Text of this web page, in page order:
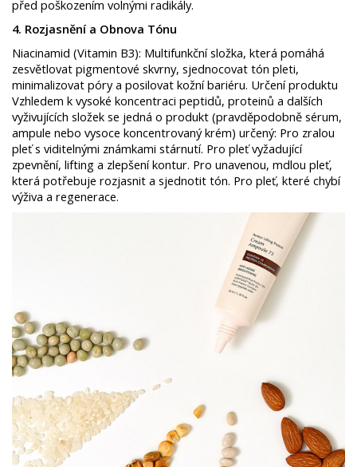
před poškozením volnými radikály. ​
4. Rozjasnění a Obnova Tónu ​
Niacinamid (Vitamin B3): Multifunkční složka, která pomáhá
zesvětlovat pigmentové skvrny, sjednocovat tón pleti,
minimalizovat póry a posilovat kožní bariéru. ​Určení produktu ​
Vzhledem k vysoké koncentraci peptidů, proteinů a dalších
vyživujících složek se jedná o produkt (pravděpodobně sérum,
ampule nebo vysoce koncentrovaný krém) určený: ​Pro zralou
pleť s viditelnými známkami stárnutí. ​Pro pleť vyžadující
zpevnění, lifting a zlepšení kontur. ​Pro unavenou, mdlou pleť,
která potřebuje rozjasnit a sjednotit tón. ​Pro pleť, které chybí
výživa a regenerace.